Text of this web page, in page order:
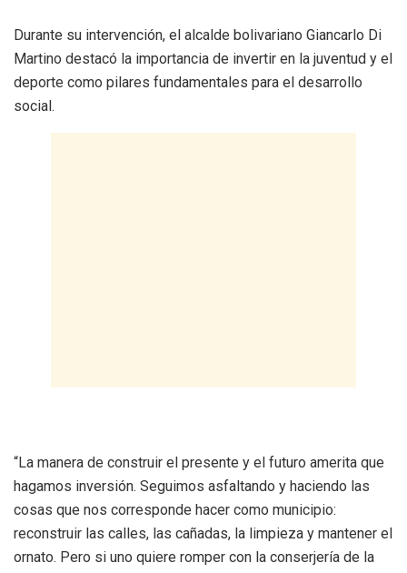
‎Durante su intervención, el alcalde bolivariano Giancarlo Di
Martino destacó la importancia de invertir en la juventud y el
deporte como pilares fundamentales para el desarrollo
social.
‎“La manera de construir el presente y el futuro amerita que
hagamos inversión. Seguimos asfaltando y haciendo las
cosas que nos corresponde hacer como municipio:
reconstruir las calles, las cañadas, la limpieza y mantener el
ornato. Pero si uno quiere romper con la conserjería de la